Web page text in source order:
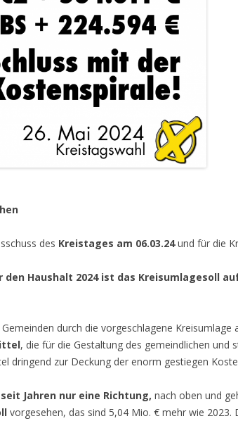
des Kreistages am 06.03.24und für die
den Haushalt 2024 ist das Kreisumlagesoll
durch die vorgeschlagene Kreisumlage
, die für die Gestaltung des gemeindlichen und
dringend zur Deckung der enorm gestiegen
Jahren nur eine Richtung, nach oben und
vorgesehen, das sind 5,04 Mio. € mehr wie 2023.